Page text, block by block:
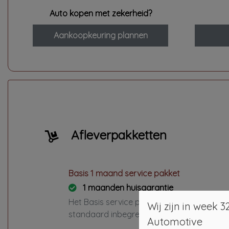
Auto kopen met zekerheid?
Aankoopkeuring plannen
Afleverpakketten
Basis 1 maand service pakket
1 maanden huisgarantie
Het Basis service pakket is
standaard inbegrepen en omvat:
Wij zijn in week
Automotive